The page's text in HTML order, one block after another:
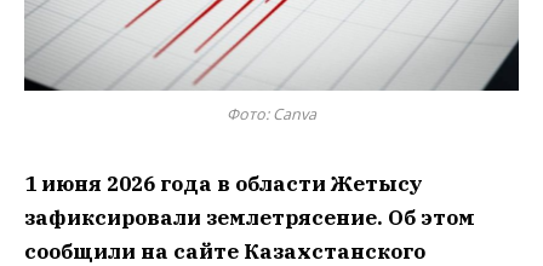
Фото: Canva
1 июня 2026 года в области Жетысу
зафиксировали землетрясение. Об этом
сообщили на сайте Казахстанского